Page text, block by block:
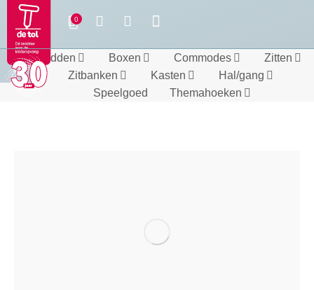
Bedden Boxen Commodes
Zitten
Zitbanken
Kasten
Hal/gang
Speelgoed
Themahoeken